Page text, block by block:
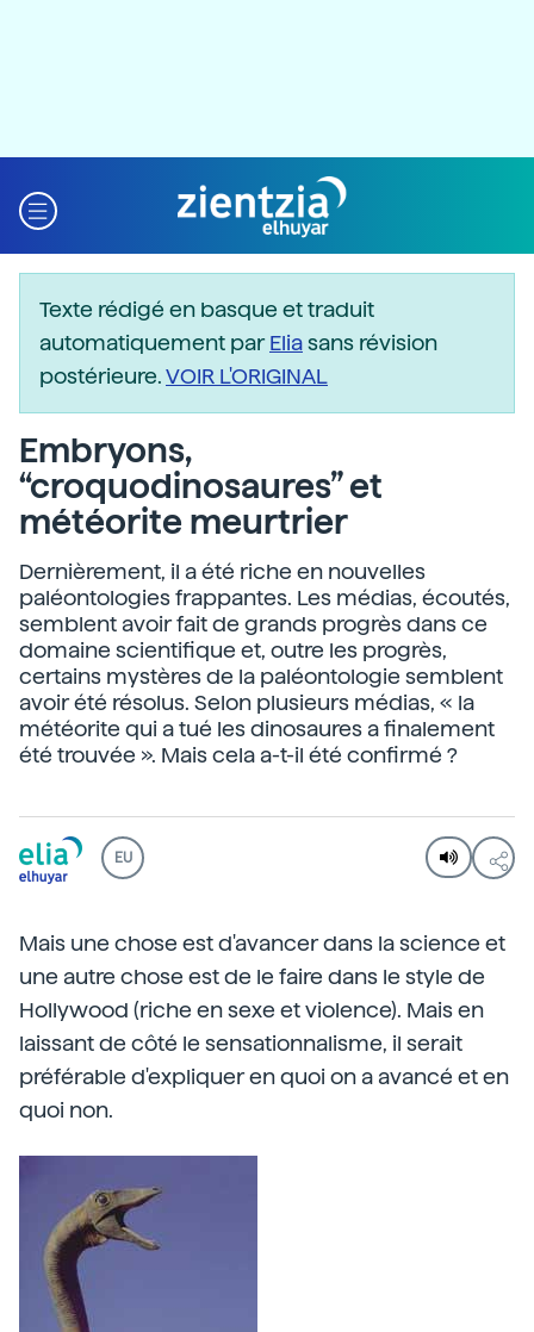
Texte rédigé en basque et traduit
automatiquement parEliasans révision
postérieure.VOIR L'ORIGINAL
Embryons,
“croquodinosaures” et
météorite meurtrier
Dernièrement, il a été riche en nouvelles
paléontologies frappantes. Les médias, écoutés,
semblent avoir fait de grands progrès dans ce
domaine scientifique et, outre les progrès,
certains mystères de la paléontologie semblent
avoir été résolus. Selon plusieurs médias, « la
météorite qui a tué les dinosaures a finalement
été trouvée ». Mais cela a-t-il été confirmé ?
EU
Mais une chose est d'avancer dans la science et
une autre chose est de le faire dans le style de
Hollywood (riche en sexe et violence). Mais en
laissant de côté le sensationnalisme, il serait
préférable d'expliquer en quoi on a avancé et en
quoi non.